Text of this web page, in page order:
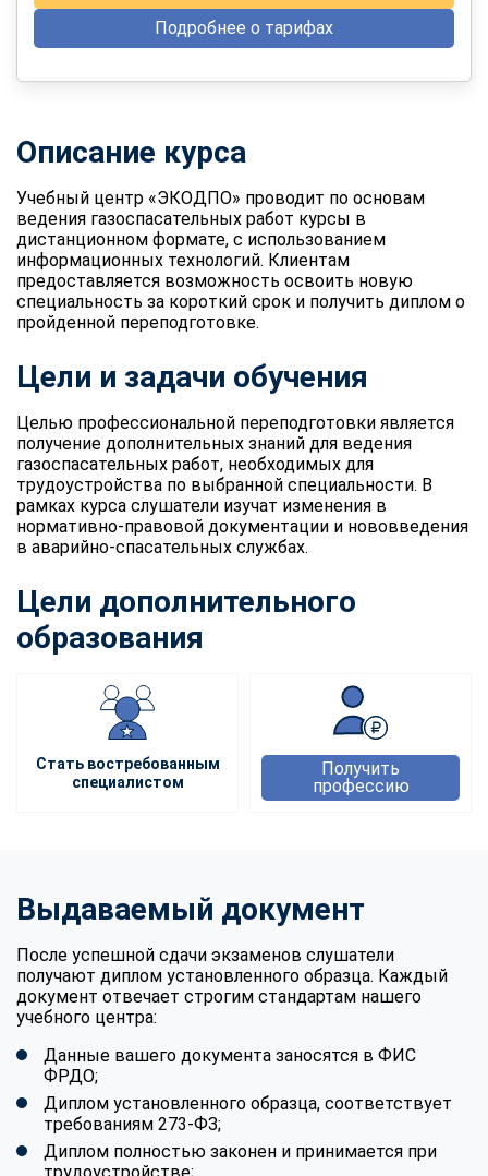
Подробнее о тарифах
Описание курса
Учебный центр «ЭКОДПО» проводит по основам
ведения газоспасательных работ курсы в
дистанционном формате, с использованием
информационных технологий. Клиентам
предоставляется возможность освоить новую
специальность за короткий срок и получить диплом о
пройденной переподготовке.
Цели и задачи обучения
Целью профессиональной переподготовки является
получение дополнительных знаний для ведения
газоспасательных работ, необходимых для
трудоустройства по выбранной специальности. В
рамках курса слушатели изучат изменения в
нормативно-правовой документации и нововведения
в аварийно-спасательных службах.
Цели дополнительного
образования
Стать востребованным
специалистом
Получить
профессию
Выдаваемый документ
После успешной сдачи экзаменов слушатели
получают диплом установленного образца. Каждый
документ отвечает строгим стандартам нашего
учебного центра:
Данные вашего документа заносятся в ФИС
ФРДО;
Диплом установленного образца, соответствует
требованиям 273-ФЗ;
Диплом полностью законен и принимается при